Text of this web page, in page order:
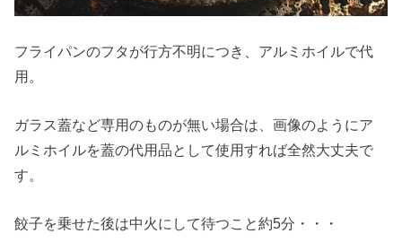
フライパンのフタが行方不明につき、アルミホイルで代
用。
ガラス蓋など専用のものが無い場合は、画像のようにア
ルミホイルを蓋の代用品として使用すれば全然大丈夫で
す。
餃子を乗せた後は中火にして待つこと約5分・・・